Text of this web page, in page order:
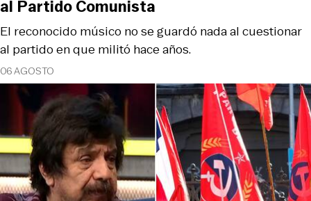
06 AGOSTO
El reconocido músico no se guardó nada al cuestionar
al partido en que militó hace años.
al Partido Comunista